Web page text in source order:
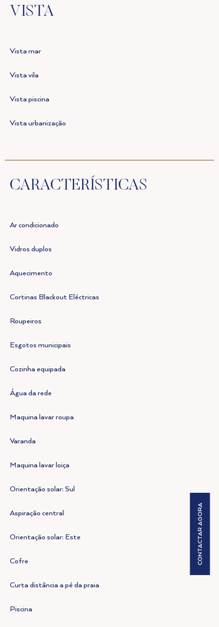
VISTA
Vista mar
Vista vila
Vista piscina
Vista urbanização
CARACTERÍSTICAS
Ar condicionado
Vidros duplos
Aquecimento
Cortinas Blackout Eléctricas
Roupeiros
Esgotos municipais
Cozinha equipada
Água da rede
Maquina lavar roupa
Varanda
Maquina lavar loiça
Orientação solar: Sul
Aspiração central
Orientação solar: Este
Cofre
Curta distância a pé da praia
Piscina
CONTACTAR AGORA